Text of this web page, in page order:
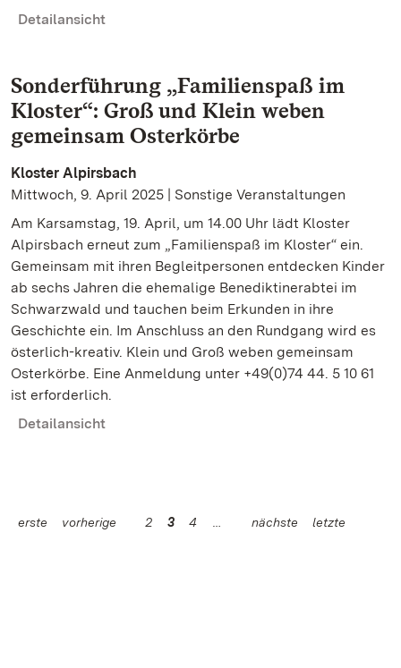
Detailansicht
Sonderführung „Familienspaß im
Kloster“: Groß und Klein weben
gemeinsam Osterkörbe
Kloster Alpirsbach
Mittwoch, 9. April 2025 | Sonstige Veranstaltungen
Am Karsamstag, 19. April, um 14.00 Uhr lädt Kloster
Alpirsbach erneut zum „Familienspaß im Kloster“ ein.
Gemeinsam mit ihren Begleitpersonen entdecken Kinder
ab sechs Jahren die ehemalige Benediktinerabtei im
Schwarzwald und tauchen beim Erkunden in ihre
Geschichte ein. Im Anschluss an den Rundgang wird es
österlich-kreativ. Klein und Groß weben gemeinsam
Osterkörbe. Eine Anmeldung unter +49(0)74 44. 5 10 61
ist erforderlich.
Detailansicht
erste vorherige 2 3 4 nächste letzte